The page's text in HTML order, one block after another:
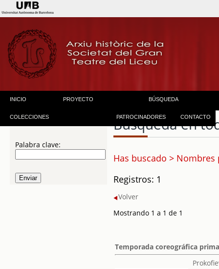
INICIO PROYECTO BÚSQUEDA
COLECCIONES PATROCINADORES CONTACTO
Palabra clave:
Búsqueda en
Has buscado >
Registros: 1
Volver
Mostrando 1 a 1 de 1
Temporada coreográfica